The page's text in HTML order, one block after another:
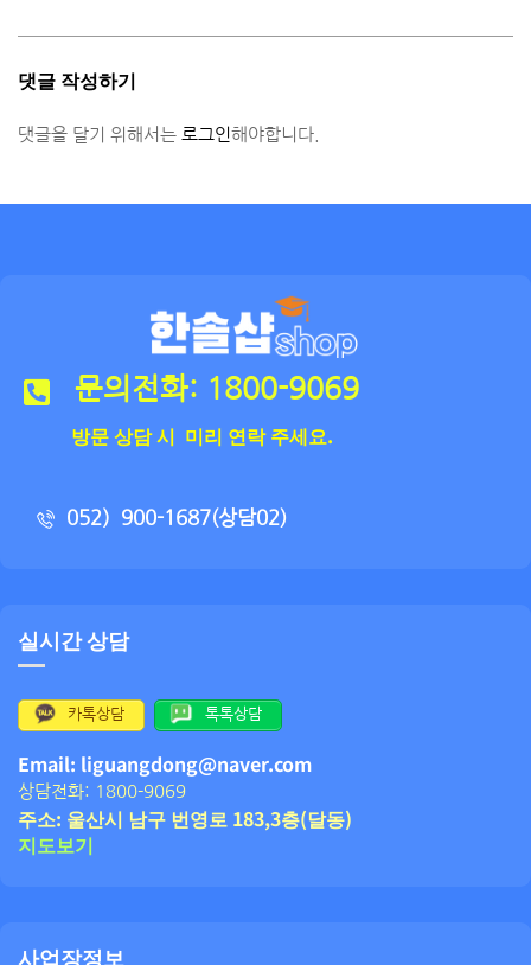
댓글 작성하기
댓글을 달기 위해서는 로그인해야합니다.
문의전화: 1800-9069
방문 상담 시 미리 연락 주세요.
052）900-1687(상담02)
실시간 상담
카톡상담 톡톡상담
Email: liguangdong@naver.com
상담전화: 1800-9069
주소: 울산시 남구 번영로 183,3층(달동)
지도보기
사업장정보